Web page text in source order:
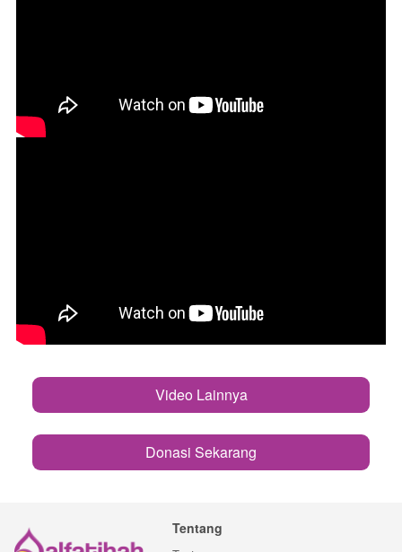
`
Video Lainnya
`Donasi Sekarang
Tentang